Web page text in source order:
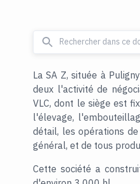
La SA Z, située à
deux l'activité de
VLC, dont le siège est
l'élevage,
détail, les opérations
général, et de tous
Cette société a